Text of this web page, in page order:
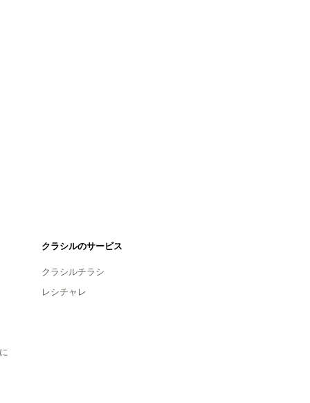
クラシルのサービス
クラシルチラシ
レシチャレ